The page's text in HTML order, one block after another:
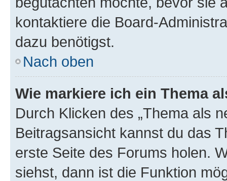
kontaktiere die Board-
dazu benötigst.
Nach oben
Wie markiere ich ein Thema
Durch Klicken des „Thema als
Beitragsansicht kannst du das
erste Seite des Forums holen.
siehst, dann ist die Funktion